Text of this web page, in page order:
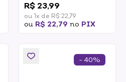
R$ 23,99
ou 1x de R$ 22,79
ou R$ 22,79 no PIX
- 40%